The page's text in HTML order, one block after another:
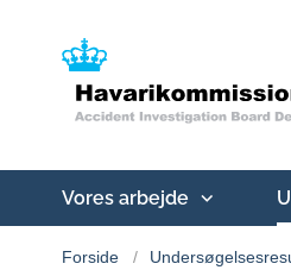
Vores arbejde
Forside